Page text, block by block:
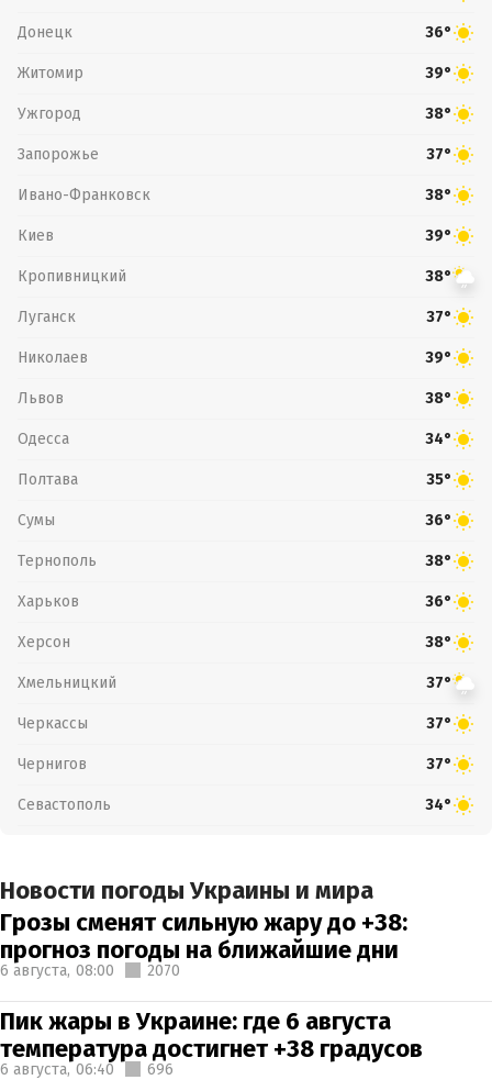
Донецк 36°
Житомир 39°
Ужгород 38°
Запорожье 37°
Ивано-Франковск 38°
Киев 39°
Кропивницкий 38°
Луганск 37°
Николаев 39°
Львов 38°
Одесса 34°
Полтава 35°
Сумы 36°
Тернополь 38°
Харьков 36°
Херсон 38°
Хмельницкий 37°
Черкассы 37°
Чернигов 37°
Севастополь 34°
Новости погоды Украины и мира
Грозы сменят сильную жару до +38:
прогноз погоды на ближайшие дни
6 августа, 08:00 2070
Пик жары в Украине: где 6 августа
температура достигнет +38 градусов
6 августа, 06:40 696